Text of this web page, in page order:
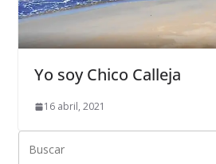
Yo soy Chico Calleja
16 abril, 2021